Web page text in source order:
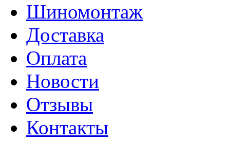
Шиномонтаж
Доставка
Оплата
Новости
Отзывы
Контакты